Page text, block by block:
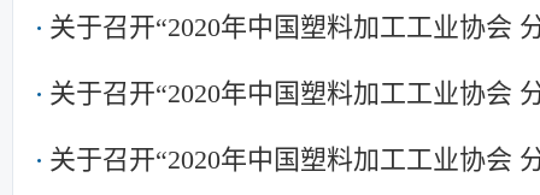
关于召开“2020年中国塑料加工工业协会
关于召开“2020年中国塑料加工工业协会
关于召开“2020年中国塑料加工工业协会